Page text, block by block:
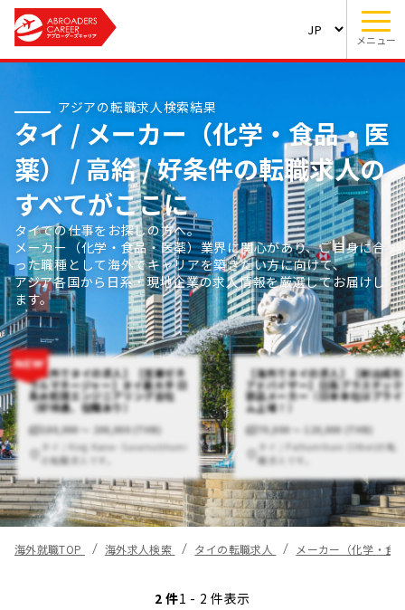
メニュー
アジアの転職求人検索結果
タイ / メーカー（化学・食品・医
薬） / 高給 / 好条件の転職求人の
すべてがここに
タイでの仕事をお探しの方へ。
メーカー（化学・食品・医薬）業界に関心があり、ご自身に合
った職種として海外でキャリアを築きたい方に向けて、
アジア各国から日系・現地企業の求人情報を厳選してお届けし
ます。
【海外でタイの求人】【営業ゼネ
ラルマネージャー】タイ最大手 日
系水処理エンジニアリング会社
（好待遇、役職あり）
180,000 〜 200,000 (THB)
タイ / King Kaew- Suvarnabhumi
の転職求人です。
【海外でタイの求人】【射出成形
アドバイザー】日系プラスチック
部品メーカー（日本本社はプライ
ム上場！）
70,000 〜 120,000 (THB)
タイ / Pathumthani (Other)の転
職求人です。
海外就職TOP 海外求人検索 タイの転職求人 メーカー（化学・食
2 件1 - 2 件表示